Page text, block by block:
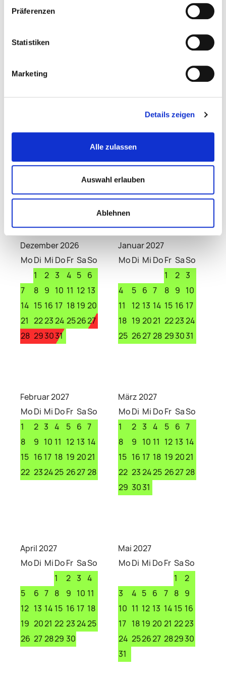
Präferenzen
Statistiken
Marketing
Details zeigen
Alle zulassen
Auswahl erlauben
Ablehnen
17
1819
31
20
27
19 202122 232425
31
16 17 1819 2021 22
23 2425
30
Dezember 2026
MoDi Mi DoFr SaSo
1
2 3 4 5
6
7
8 9 10 11 12 13
14 15 16 17 18 19 20
21 222324 252627
28 293031
Januar 2027
MoDi Mi DoFr SaSo
1
2 3
4
5 6 7 8 9
10
11
12 13 14 15 16 17
18 19 2021 222324
25 262728 293031
Februar 2027
MoDi Mi DoFr SaSo
1
2 3 4 5 6 7
8
9 10 11 12 13 14
15 16 17 18 19 2021
22 232425 262728
März 2027
MoDi Mi DoFr SaSo
1
2 3 4 5 6 7
8
9 10 11 12 13 14
15 16 17 18 19 2021
22 232425 262728
29 3031
April 2027
MoDi MiDoFr SaSo
1
2 3
4
5
6 7 8 9 10 11
12 13 14 15 16 17 18
19 2021 22 232425
26 272829 30
Mai 2027
MoDi Mi DoFr SaSo
1
2
3
4 5 6 7 8
9
10 11 12 13 14 15 16
17 18 19 20 21 2223
24 252627 282930
31